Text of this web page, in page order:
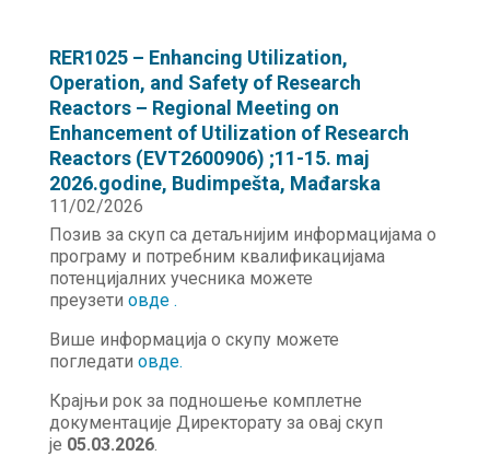
RER1025 – Enhancing Utilization,
Operation, and Safety of Research
Reactors – Regional Meeting on
Enhancement of Utilization of Research
Reactors (EVT2600906) ;11-15. maj
2026.godine, Budimpešta, Mađarska
11/02/2026
Позив за скуп са детаљнијим информацијама о
програму и потребним квалификацијама
потенцијалних учесника можете
преузети овде .
Више информација о скупу можете
погледати овде.
Крајњи рок за подношење комплетне
документације Директорату за овај скуп
је 05.03.2026.